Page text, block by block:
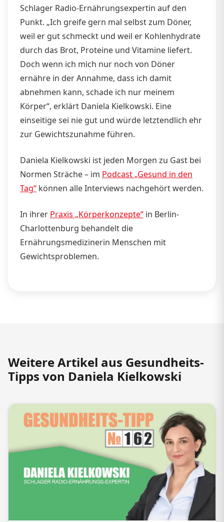
Schlager Radio-Ernährungsexpertin auf den
Punkt. „Ich greife gern mal selbst zum Döner,
weil er gut schmeckt und weil er Kohlenhydrate
durch das Brot, Proteine und Vitamine liefert.
Doch wenn ich mich nur noch von Döner
ernähre in der Annahme, dass ich damit
abnehmen kann, schade ich nur meinem
Körper“, erklärt Daniela Kielkowski. Eine
einseitige sei nie gut und würde letztendlich ehr
zur Gewichtszunahme führen.
Daniela Kielkowski ist jeden Morgen zu Gast bei
Normen Sträche – im Podcast „Gesund in den
Tag“ können alle Interviews nachgehört werden.
In ihrer Praxis „Körperkonzepte“ in Berlin-
Charlottenburg behandelt die
Ernährungsmedizinerin Menschen mit
Gewichtsproblemen.
Weitere Artikel aus Gesundheits-
Tipps von Daniela Kielkowski